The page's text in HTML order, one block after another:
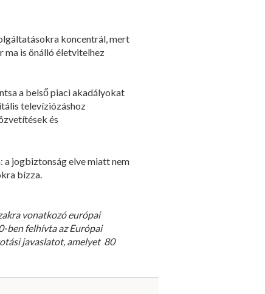
koncentrál, mert
ma is önálló életvitelhez
a belső piaci akadályokat
televíziózáshoz
és
a jogbiztonság elve miatt nem
bízza.
vonatkozó európai
ben felhívta az Európai
javaslatot, amelyet 80